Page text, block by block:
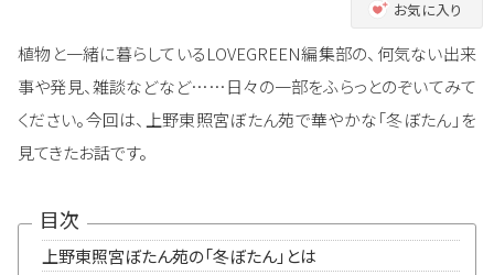
お気に入り
植物と一緒に暮らしているLOVEGREEN編集部の、何気ない出来
事や発見、雑談などなど……日々の一部をふらっとのぞいてみて
ください。今回は、上野東照宮ぼたん苑で華やかな「冬ぼたん」を
見てきたお話です。
目次
上野東照宮ぼたん苑の「冬ぼたん」とは